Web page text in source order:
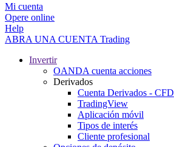
Mi cuenta
Opere online
Help
ABRA UNA CUENTA Trading
Invertir
OANDA cuenta acciones
Derivados
Cuenta Derivados - CFD
TradingView
Aplicación móvil
Tipos de interés
Cliente profesional